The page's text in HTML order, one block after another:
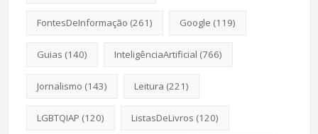
FontesDeInformação (261) Google (119)
Guias (140) InteligênciaArtificial (766)
Jornalismo (143) Leitura (221)
LGBTQIAP (120) ListasDeLivros (120)